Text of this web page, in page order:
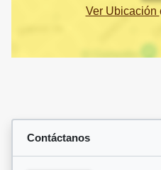
Ver Ubicación
Contáctanos